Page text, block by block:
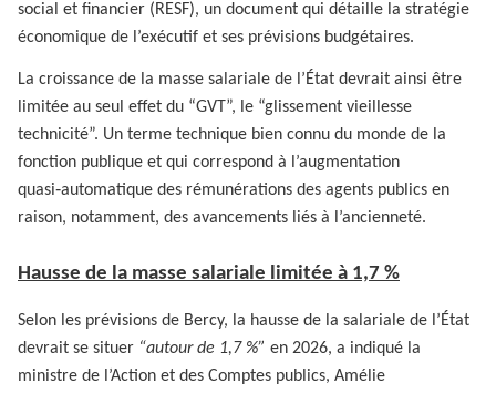
social et financier (RESF), un document qui détaille la stratégie
économique de l’exécutif et ses prévisions budgétaires.
La croissance de la masse salariale de l’État devrait ainsi être
limitée au seul effet du “GVT”, le “glissement vieillesse
technicité”. Un terme technique bien connu du monde de la
fonction publique et qui correspond à l’augmentation
quasi‑automatique des rémunérations des agents publics en
raison, notamment, des avancements liés à l’ancienneté.
Hausse de la masse salariale limitée à 1,7 %
Selon les prévisions de Bercy, la hausse de la salariale de l’État
devrait se situer “autour de 1,7 %” en 2026, a indiqué la
ministre de l’Action et des Comptes publics, Amélie